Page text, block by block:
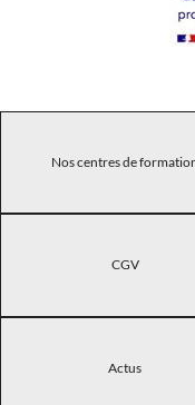
Nos centres de
CGV
Actus